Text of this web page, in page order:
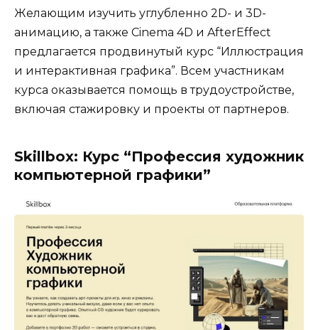
Желающим изучить углубленно 2D- и 3D-
анимацию, а также Cinema 4D и AfterEffect
предлагается продвинутый курс “Иллюстрация
и интерактивная графика”. Всем участникам
курса оказывается помощь в трудоустройстве,
включая стажировку и проекты от партнеров.
Skillbox: Курс “Профессия художник
компьютерной графики”